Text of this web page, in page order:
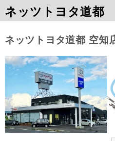
ネッツトヨタ道都
ネッツトヨタ道都 空知